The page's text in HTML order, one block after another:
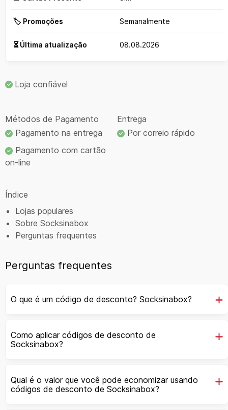
🏷️ Promoções Semanalmente
⏳ Última atualização 08.08.2026
Loja confiável
Métodos de Pagamento
Pagamento na entrega
Pagamento com cartão
on-line
Entrega
Por correio rápido
Índice
Lojas populares
Sobre Socksinabox
Perguntas frequentes
Perguntas frequentes
O que é um código de desconto? Socksinabox?
Como aplicar códigos de desconto de
Socksinabox?
Qual é o valor que você pode economizar usando
códigos de desconto de Socksinabox?